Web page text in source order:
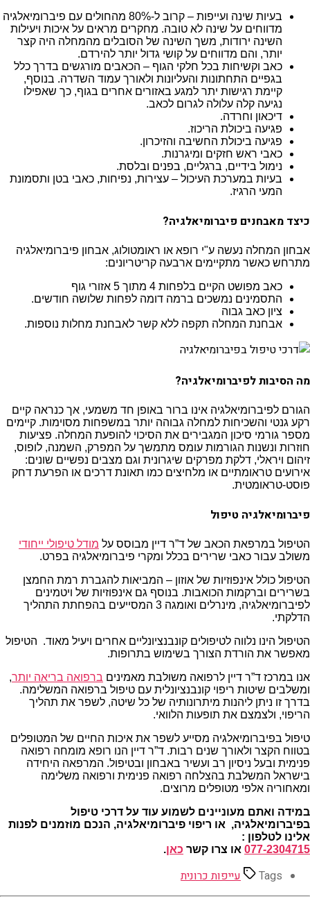
בעיות שינה ועייפות – קרוב ל-80% מהחולים עם פיברומיאלגיה
מדווחים על שינה לא טובה. מחקרים מראים על איכות ויעילות
השינה ירודות, משך השינה של הסובלים מהמחלה היה קצר
יותר, והם מדווחים על קושי גדול יותר להירדם.
כאב וקשיחות בכל חלקי הגוף – הכאבים מורגשים בדרך כלל
בגפיים התחתונות והעליונות ולאורך עמוד השדרה. בנוסף,
קיימת רגישות יתר למגע באזורים אחרים בגוף, כך שאפילו
נגיעה קלה עלולה לגרום לכאב.
דיכאון וחרדה.
פגיעה ביכולת הריכוז.
פגיעה ביכולת החשיבה והזיכרון.
כאבי ראש חזקים ומיגרנות.
נימול בידיים, ברגליים, בפנים ובלסת.
בעיות במערכת העיכול – עצירות, נפיחות, כאבי בטן ותסמונת
המעי הרגיז.
כיצד מאבחנים פיברומיאלגיה?
אבחון המחלה נעשה ע"י רופא או ראומטולוג, אבחון פיברומיאלגיה
מתרחש כאשר מתקיימים ארבעה קריטריונים:
כאב מפושט הקיים בלפחות 4 מתוך 5 אזורי גוף
התסמינים נמשכים ברמה דומה לפחות שלושה חודשים.
ציון כאב גבוה
אבחנת המחלה תקפה ללא קשר לאבחנת מחלות נוספות.
מה הסיבות לפיברומיאלגיה?
הגורם לפיברומיאלגיה אינו ברור באופן חד משמעי, אך כנראה קיים
רקע גנטי והשכיחות למחלה גבוהה יותר במשפחות מסוימות. קיימים
מספר גורמי סיכון המגבירים את הסיכוי להופעת המחלה. פציעות
חוזרות ונשנות הגורמות עומס מתמשך על המפרק, השמנה, לופוס,
זיהום ויראלי, דלקת מפרקים שיגרונית וגם מצבים נפשיים שונים:
אירועים טראומתיים או מלחיצים כמו תאונת דרכים או הפרעת דחק
פוסט-טראומטית.
פיברומיאלגיה טיפול
הטיפול במרפאת הכאב של ד”ר דיין מבוסס על מודל טיפולי ייחודי
משולב עבור כאבי שרירים בכלל ומקרי פיברומיאלגיה בפרט.
הטיפול כולל אינפוזיות של אוזון – המביאות להגברת רמת החמצן
בשרירים וברקמות הכואבות. בנוסף גם אינפוזיות של ויטמינים
לפיברומיאלגיה, מינרלים ואומגה 3 המסייעים בהפחתת התהליך
הדלקתי.
הטיפול הינו נלווה לטיפולים קונבנציונליים אחרים ויעיל מאוד. הטיפול
מאפשר את הורדת הצורך בשימוש בתרופות.
אנו במרכז ד”ר דיין לרפואה משולבת מאמינים ברפואה בריאה יותר,
ומשלבים שיטות ריפוי קונבנציונלית עם טיפול ברפואה המשלימה.
בדרך זו ניתן ליהנות מיתרונותיה של כל שיטה, לשפר את תהליך
הריפוי, ולצמצם את תופעות הלוואי.
טיפול בפיברומיאלגיה מסייע לשפר את איכות החיים של המטופלים
בטווח הקצר ולאורך שנים רבות. ד”ר דיין הנו רופא מומחה רפואה
פנימית ובעל ניסיון רב ועשיר באבחון ובטיפול. המרפאה היחידה
בישראל המשלבת בהצלחה רפואה פנימית ורפואה משלימה
ומאחוריה אלפי מטופלים מרוצים.
במידה ואתם מעוניינים לשמוע עוד על דרכי טיפול
בפיברומיאלגיה, או ריפוי פיברומיאלגיה, הנכם מוזמנים לפנות
אלינו לטלפון :
077-2304715 או צרו קשר כאן.
Tags עייפות כרונית